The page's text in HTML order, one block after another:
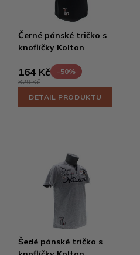
Černé pánské tričko s
knoflíčky Kolton
164 Kč
-50%
329 Kč
DETAIL PRODUKTU
Šedé pánské tričko s